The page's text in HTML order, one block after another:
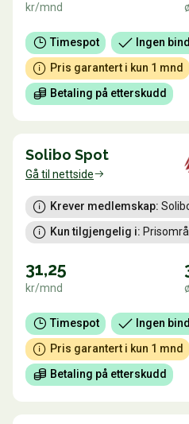
kr/mnd
Timespot
Ingen
Pris garantert i kun 1 mnd
Betaling på etterskudd
Solibo Spot
Gå til nettside
Krever medlemskap:
Kun tilgjengelig i:
31,25
kr/mnd
Timespot
Ingen
Pris garantert i kun 1 mnd
Betaling på etterskudd